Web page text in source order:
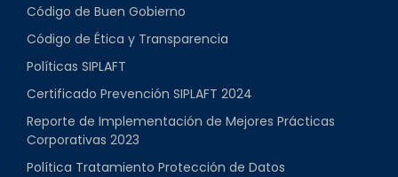
Código de Buen Gobierno
Código de Ética y Transparencia
Políticas SIPLAFT
Certificado Prevención SIPLAFT 2024
Reporte de Implementación de Mejores Prácticas
Corporativas 2023
Política Tratamiento Protección de Datos